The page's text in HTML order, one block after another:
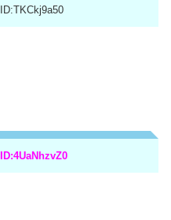
ID:TKCkj9a50
ID:4UaNhzvZ0